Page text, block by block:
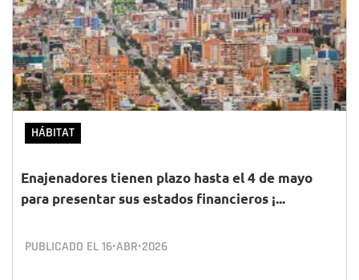
HÁBITAT
Enajenadores tienen plazo hasta el 4 de mayo
para presentar sus estados financieros ¡...
PUBLICADO EL16•ABR•2026